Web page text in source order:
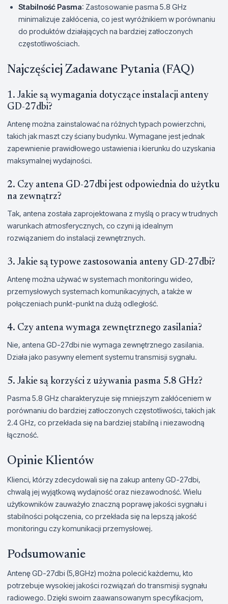
Stabilność Pasma: Zastosowanie pasma 5.8 GHz
minimalizuje zakłócenia, co jest wyróżnikiem w porównaniu
do produktów działających na bardziej zatłoczonych
częstotliwościach.
Najczęściej Zadawane Pytania (FAQ)
1. Jakie są wymagania dotyczące instalacji anteny
GD-27dbi?
Antenę można zainstalować na różnych typach powierzchni,
takich jak maszt czy ściany budynku. Wymagane jest jednak
zapewnienie prawidłowego ustawienia i kierunku do uzyskania
maksymalnej wydajności.
2. Czy antena GD-27dbi jest odpowiednia do użytku
na zewnątrz?
Tak, antena została zaprojektowana z myślą o pracy w trudnych
warunkach atmosferycznych, co czyni ją idealnym
rozwiązaniem do instalacji zewnętrznych.
3. Jakie są typowe zastosowania anteny GD-27dbi?
Antenę można używać w systemach monitoringu wideo,
przemysłowych systemach komunikacyjnych, a także w
połączeniach punkt-punkt na dużą odległość.
4. Czy antena wymaga zewnętrznego zasilania?
Nie, antena GD-27dbi nie wymaga zewnętrznego zasilania.
Działa jako pasywny element systemu transmisji sygnału.
5. Jakie są korzyści z używania pasma 5.8 GHz?
Pasma 5.8 GHz charakteryzuje się mniejszym zakłóceniem w
porównaniu do bardziej zatłoczonych częstotliwości, takich jak
2.4 GHz, co przekłada się na bardziej stabilną i niezawodną
łączność.
Opinie Klientów
Klienci, którzy zdecydowali się na zakup anteny GD-27dbi,
chwalą jej wyjątkową wydajność oraz niezawodność. Wielu
użytkowników zauważyło znaczną poprawę jakości sygnału i
stabilności połączenia, co przekłada się na lepszą jakość
monitoringu czy komunikacji przemysłowej.
Podsumowanie
Antenę GD-27dbi (5,8GHz) można polecić każdemu, kto
potrzebuje wysokiej jakości rozwiązań do transmisji sygnału
radiowego. Dzięki swoim zaawansowanym specyfikacjom,